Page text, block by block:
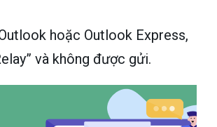
hoặc Outlook Express,
và không được gửi.